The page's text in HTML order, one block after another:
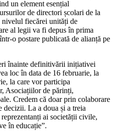
un element esențial
de directori școlari de la
fiecărei unități de
al legii va fi depus în prima
o postare publicată de alianță pe
înainte definitivării inițiativei
loc în data de 16 februarie, la
la care vor participa
Asociațiilor de părinți,
Credem că doar prin colaborare
decizii. La a doua și a treia
ai societății civile,
în educație”.